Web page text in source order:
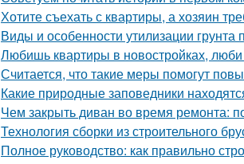
Хотите съехать с квартиры, а хозяин
Виды и особенности утилизации грунта
Любишь квартиры в новостройках,
Считается, что такие меры помогут
Какие природные заповедники
Чем закрыть диван во время ремонта:
Технология сборки из строительного
Полное руководство: как правильно